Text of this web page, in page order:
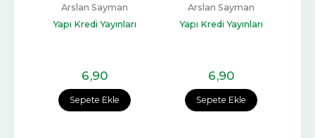
Sepete Ekle
Arslan Sayman
Yapı Kredi Yayınları
6,90
Sepete Ekle
Arslan Sayman
Yapı Kredi Yayınları
6,90